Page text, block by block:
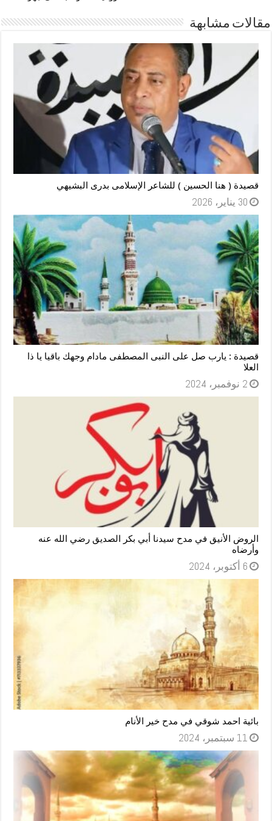
مقالات مشابهة
قصيدة ( هنا الحسين ) للشاعر الإسلامى بدرى البشيهي
30 يناير، 2026
قصيدة : يارب صل على النبى المصطفى مادام وجهك باقيا يا ذا
العلا
2 نوفمبر، 2024
الروض الأنيق في مدح سيدنا أبي بكر الصديق رضي الله عنه
وأرضاه
6 أكتوبر، 2024
بائية احمد شوقي في مدح خير الأنام
11 سبتمبر، 2024